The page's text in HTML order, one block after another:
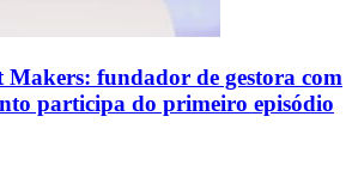
fundador de gestora com
participa do primeiro episódio